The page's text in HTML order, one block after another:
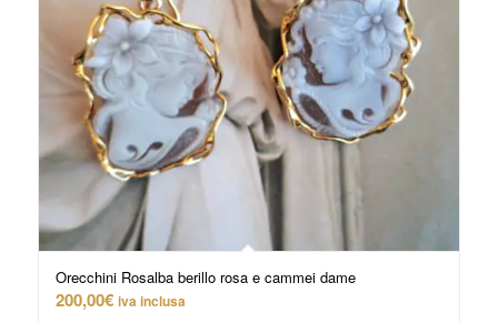
Orecchini Rosalba berillo rosa e cammei dame
200,00€ iva inclusa